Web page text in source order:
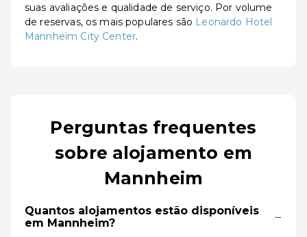
suas avaliações e qualidade de serviço. Por volume
de reservas, os mais populares são Leonardo Hotel
Mannheim City Center.
Perguntas frequentes
sobre alojamento em
Mannheim
Quantos alojamentos estão disponíveis
em Mannheim?
−